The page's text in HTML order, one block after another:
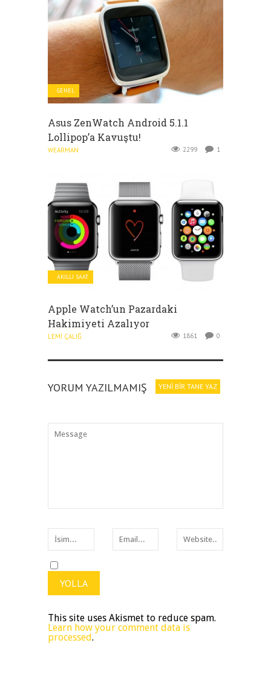
GENEL
Asus ZenWatch Android 5.1.1
Lollipop’a Kavuştu!
WEARMAN 2299 1
AKILLI SAAT
Apple Watch’un Pazardaki
Hakimiyeti Azalıyor
LEMI ÇALIĞ 1861 0
YORUM YAZILMAMIŞ YENI BIR TANE YAZ
This site uses Akismet to reduce spam.
Learn how your comment data is
processed.